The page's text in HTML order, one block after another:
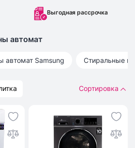
Выгодная рассрочка
автомат
автомат Samsung Стиральные
Сортировка